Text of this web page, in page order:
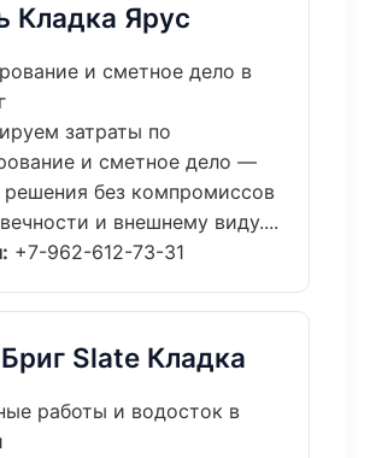
Кладка Ярус
и сметное дело в
затраты по
и сметное дело —
без компромиссов
и внешнему виду....
+7-962-612-73-31
Slate Кладка
работы и водосток в